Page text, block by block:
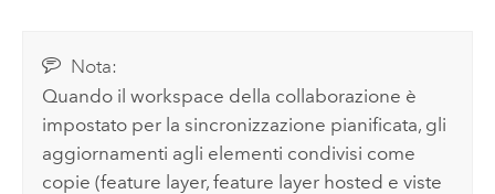
Nota:
Quando il workspace della collaborazione è
impostato per la sincronizzazione pianificata, gli
aggiornamenti agli elementi condivisi come
copie (feature layer, feature layer hosted e viste